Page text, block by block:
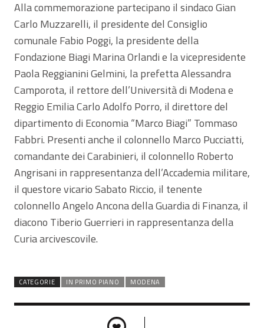
Alla commemorazione partecipano il sindaco Gian
Carlo Muzzarelli, il presidente del Consiglio
comunale Fabio Poggi, la presidente della
Fondazione Biagi Marina Orlandi e la vicepresidente
Paola Reggianini Gelmini, la prefetta Alessandra
Camporota, il rettore dell’Università di Modena e
Reggio Emilia Carlo Adolfo Porro, il direttore del
dipartimento di Economia “Marco Biagi” Tommaso
Fabbri. Presenti anche il colonnello Marco Pucciatti,
comandante dei Carabinieri, il colonnello Roberto
Angrisani in rappresentanza dell’Accademia militare,
il questore vicario Sabato Riccio, il tenente
colonnello Angelo Ancona della Guardia di Finanza, il
diacono Tiberio Guerrieri in rappresentanza della
Curia arcivescovile.
CATEGORIE IN PRIMO PIANO MODENA